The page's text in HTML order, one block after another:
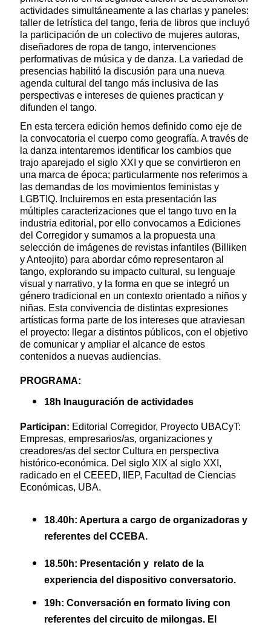
actividades simultáneamente a las charlas y paneles:
taller de letrística del tango, feria de libros que incluyó
la participación de un colectivo de mujeres autoras,
diseñadores de ropa de tango, intervenciones
performativas de música y de danza. La variedad de
presencias habilitó la discusión para una nueva
agenda cultural del tango más inclusiva de las
perspectivas e intereses de quienes practican y
difunden el tango.
En esta tercera edición hemos definido como eje de
la convocatoria el cuerpo como geografía. A través de
la danza intentaremos identificar los cambios que
trajo aparejado el siglo XXI y que se convirtieron en
una marca de época; particularmente nos referimos a
las demandas de los movimientos feministas y
LGBTIQ. Incluiremos en esta presentación las
múltiples caracterizaciones que el tango tuvo en la
industria editorial, por ello convocamos a Ediciones
del Corregidor y sumamos a la propuesta una
selección de imágenes de revistas infantiles (Billiken
y Anteojito) para abordar cómo representaron al
tango, explorando su impacto cultural, su lenguaje
visual y narrativo, y la forma en que se integró un
género tradicional en un contexto orientado a niños y
niñas. Esta convivencia de distintas expresiones
artísticas forma parte de los intereses que atraviesan
el proyecto: llegar a distintos públicos, con el objetivo
de comunicar y ampliar el alcance de estos
contenidos a nuevas audiencias.
PROGRAMA:
18h Inauguración de actividades
Participan: Editorial Corregidor, Proyecto UBACyT:
Empresas, empresarios/as, organizaciones y
creadores/as del sector Cultura en perspectiva
histórico-económica. Del siglo XIX al siglo XXI,
radicado en el CEEED, IIEP, Facultad de Ciencias
Económicas, UBA.
18.40h: Apertura a cargo de organizadoras y
referentes del CCEBA.
18.50h: Presentación y relato de la
experiencia del dispositivo conversatorio.
19h: Conversación en formato living con
referentes del circuito de milongas. El